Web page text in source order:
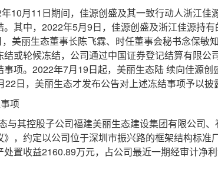
月11日期间，佳源创盛及其一致行动人浙江佳
其中，2022年5月9日，佳源创盛及浙江佳源持
美丽生态董事长陈飞霖、时任董事会秘书念保敏
或轮候冻结，公司通过中国证券登记结算有限公
项。2022年7月19日起，美丽生态陆 续向佳源
日，美丽生态才发布公告对上述冻结事项予以披
项
其控股子公司福建美丽生态建设集团有限公司、
，约定以公司位于深圳市振兴路的框架结构标
置收益2160.89万元，占公司最近一期经审计净